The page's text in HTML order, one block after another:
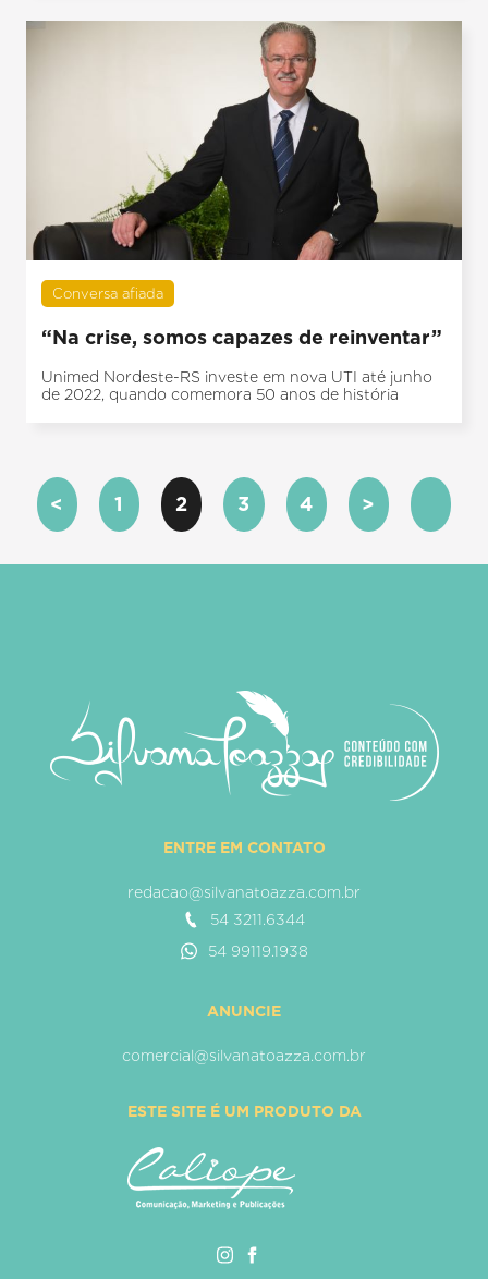
Conversa afiada
“Na crise, somos capazes de reinventar”
Unimed Nordeste-RS investe em nova UTI até junho
de 2022, quando comemora 50 anos de história
< 1 2 3 4 >
ENTRE EM CONTATO
redacao@silvanatoazza.com.br
54 3211.6344
54 99119.1938
ANUNCIE
comercial@silvanatoazza.com.br
ESTE SITE É UM PRODUTO DA